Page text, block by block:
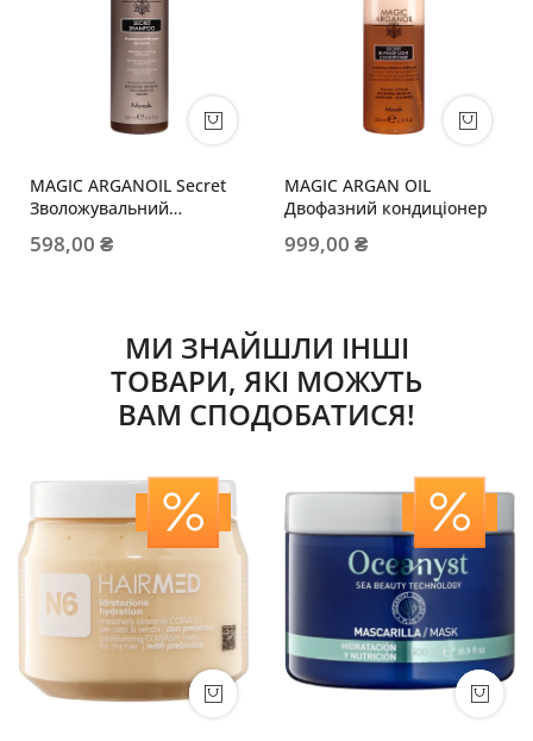
MAGIC ARGANOIL Secret
Зволожувальний
598,00 ₴
MAGIC ARGAN OIL
Двофазний кондиціонер
999,00 ₴
МИ ЗНАЙШЛИ ІНШІ
ТОВАРИ, ЯКІ МОЖУТЬ
ВАМ СПОДОБАТИСЯ!